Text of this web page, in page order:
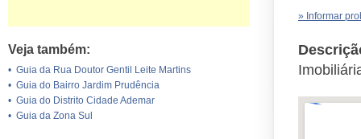
Veja também:
• Guia da Rua Doutor Gentil Leite Martins
• Guia do Bairro Jardim Prudência
• Guia do Distrito Cidade Ademar
• Guia da Zona Sul
» Informar